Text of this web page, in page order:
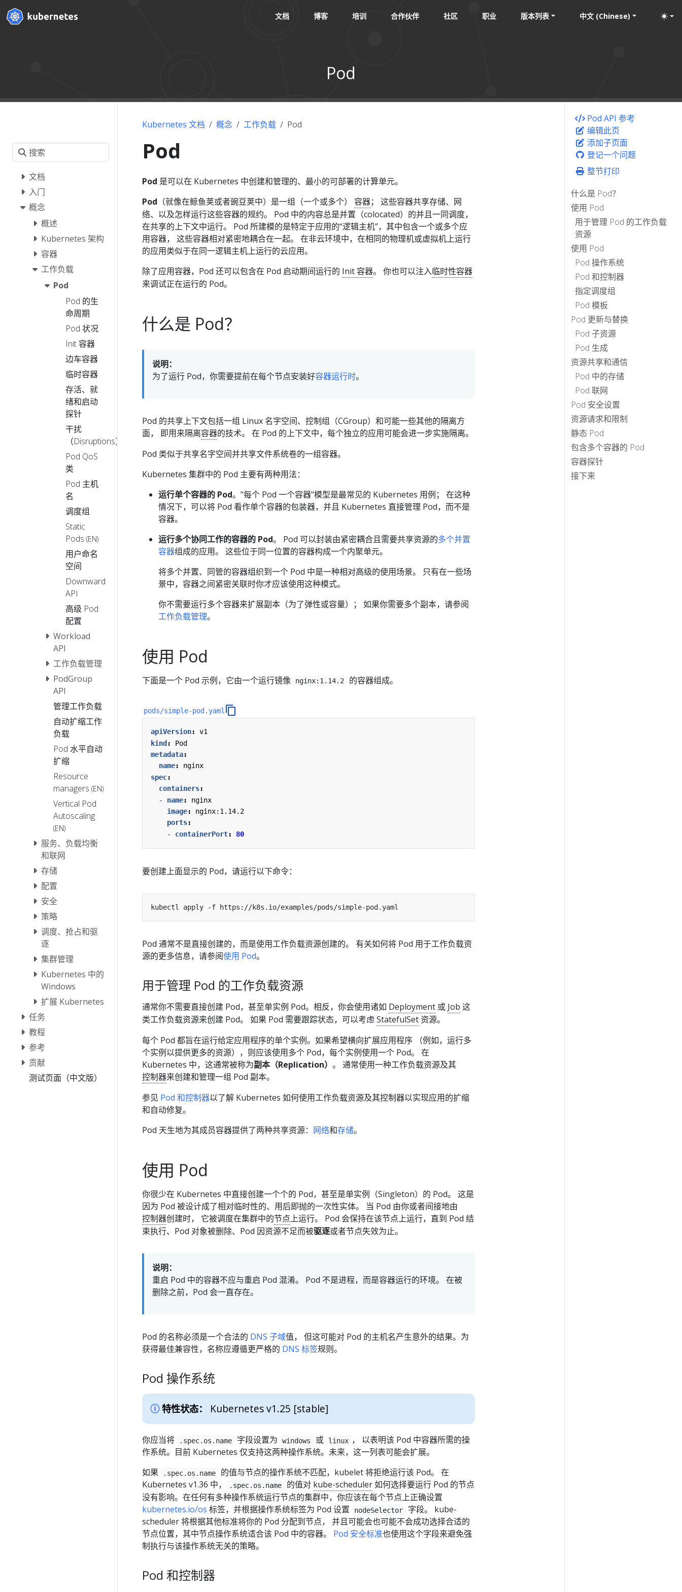
文档 博客 培训 合作伙伴 社区 职业 版本列表 中文 (Chinese)
Pod
文档
入门
概念
概述
Kubernetes 架构
容器
工作负载
Pod
Pod 的生
命周期
Pod 状况
Init 容器
边车容器
临时容器
存活、就
绪和启动
探针
干扰
（Disruptions）
Pod QoS
类
Pod 主机
名
调度组
Static
Pods (EN)
用户命名
空间
Downward
API
高级 Pod
配置
Workload
API
工作负载管理
PodGroup
API
管理工作负载
自动扩缩工作
负载
Pod 水平自动
扩缩
Resource
managers (EN)
Vertical Pod
Autoscaling
(EN)
服务、负载均衡
和联网
存储
配置
安全
策略
调度、抢占和驱
逐
集群管理
Kubernetes 中的
Windows
扩展 Kubernetes
任务
教程
参考
贡献
测试页面（中文版）
Pod API 参考
编辑此页
添加子页面
登记一个问题
整节打印
什么是 Pod？
使用 Pod
用于管理 Pod 的工作负载
资源
使用 Pod
Pod 操作系统
Pod 和控制器
指定调度组
Pod 模板
Pod 更新与替换
Pod 子资源
Pod 生成
资源共享和通信
Pod 中的存储
Pod 联网
Pod 安全设置
资源请求和限制
静态 Pod
包含多个容器的 Pod
容器探针
接下来
Kubernetes 文档 概念 工作负载 Pod
Pod
Pod 是可以在 Kubernetes 中创建和管理的、最小的可部署的计算单元。
Pod （就像在鲸鱼荚或者豌豆荚中）是一组（一个或多个） 容器； 这些容器共享存储、网
络、以及怎样运行这些容器的规约。 Pod 中的内容总是并置（colocated）的并且一同调度，
在共享的上下文中运行。 Pod 所建模的是特定于应用的“逻辑主机”，其中包含一个或多个应
用容器， 这些容器相对紧密地耦合在一起。 在非云环境中，在相同的物理机或虚拟机上运行
的应用类似于在同一逻辑主机上运行的云应用。
除了应用容器，Pod 还可以包含在 Pod 启动期间运行的 Init 容器。 你也可以注入临时性容器
来调试正在运行的 Pod。
什么是 Pod？
说明：
为了运行 Pod，你需要提前在每个节点安装好容器运行时。
Pod 的共享上下文包括一组 Linux 名字空间、控制组（CGroup）和可能一些其他的隔离方
面， 即用来隔离容器的技术。 在 Pod 的上下文中，每个独立的应用可能会进一步实施隔离。
Pod 类似于共享名字空间并共享文件系统卷的一组容器。
Kubernetes 集群中的 Pod 主要有两种用法：
运行单个容器的 Pod。"每个 Pod 一个容器"模型是最常见的 Kubernetes 用例； 在这种
情况下，可以将 Pod 看作单个容器的包装器，并且 Kubernetes 直接管理 Pod，而不是
容器。
运行多个协同工作的容器的 Pod。 Pod 可以封装由紧密耦合且需要共享资源的多个并置
容器组成的应用。 这些位于同一位置的容器构成一个内聚单元。
将多个并置、同管的容器组织到一个 Pod 中是一种相对高级的使用场景。 只有在一些场
景中，容器之间紧密关联时你才应该使用这种模式。
你不需要运行多个容器来扩展副本（为了弹性或容量）； 如果你需要多个副本，请参阅
工作负载管理。
使用 Pod
下面是一个 Pod 示例，它由一个运行镜像 nginx:1.14.2 的容器组成。
pods/simple-pod.yaml
apiVersion:
v1
kind:
Pod
metadata:
name:
nginx
spec:
containers:
- name:
nginx
image:
nginx:1.14.2
ports:
- containerPort: 80
要创建上面显示的 Pod，请运行以下命令：
Pod 通常不是直接创建的，而是使用工作负载资源创建的。 有关如何将 Pod 用于工作负载资
源的更多信息，请参阅使用 Pod。
用于管理 Pod 的工作负载资源
通常你不需要直接创建 Pod，甚至单实例 Pod。相反，你会使用诸如 Deployment 或 Job 这
类工作负载资源来创建 Pod。 如果 Pod 需要跟踪状态，可以考虑StatefulSet 资源。
每个 Pod 都旨在运行给定应用程序的单个实例。如果希望横向扩展应用程序 （例如，运行多
个实例以提供更多的资源），则应该使用多个 Pod，每个实例使用一个 Pod。 在
Kubernetes 中，这通常被称为副本（Replication） 。 通常使用一种工作负载资源及其
控制器来创建和管理一组 Pod 副本。
参见 Pod 和控制器以了解 Kubernetes 如何使用工作负载资源及其控制器以实现应用的扩缩
和自动修复。
Pod 天生地为其成员容器提供了两种共享资源： 网络和存储。
使用 Pod
你很少在 Kubernetes 中直接创建一个个的 Pod，甚至是单实例（Singleton）的 Pod。 这是
因为 Pod 被设计成了相对临时性的、用后即抛的一次性实体。 当 Pod 由你或者间接地由
控制器创建时， 它被调度在集群中的节点上运行。 Pod 会保持在该节点上运行，直到 Pod 结
束执行、Pod 对象被删除、Pod 因资源不足而被驱逐或者节点失效为止。
说明：
重启 Pod 中的容器不应与重启 Pod 混淆。 Pod 不是进程，而是容器运行的环境。 在被
删除之前，Pod 会一直存在。
Pod 的名称必须是一个合法的 DNS 子域值， 但这可能对 Pod 的主机名产生意外的结果。为
获得最佳兼容性，名称应遵循更严格的 DNS 标签规则。
Pod 操作系统
特性状态： Kubernetes v1.25 [stable]
你应当将 .spec.os.name 字段设置为 windows 或 linux ， 以表明该 Pod 中容器所需的操
作系统。目前 Kubernetes 仅支持这两种操作系统。未来，这一列表可能会扩展。
如果
.spec.os.name
的值与节点的操作系统不匹配，kubelet 将拒绝运行该 Pod。 在
Kubernetes v1.36 中，
.spec.os.name 的值对 kube-scheduler如何选择要运行 Pod 的节点
没有影响。在任何有多种操作系统运行节点的集群中，你应该在每个节点上正确设置
kubernetes.io/os 标签，并根据操作系统标签为 Pod 设置 nodeSelector
字段。 kube-
scheduler 将根据其他标准将你的 Pod 分配到节点， 并且可能会也可能不会成功选择合适的
节点位置，其中节点操作系统适合该 Pod 中的容器。 Pod 安全标准也使用这个字段来避免强
制执行与该操作系统无关的策略。
Pod 和控制器